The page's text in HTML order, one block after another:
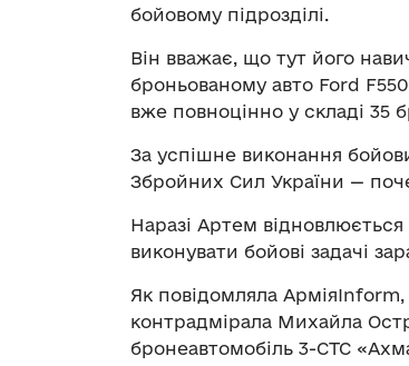
бойовому підрозділі.
Він вважає, що тут його
броньованому авто Ford
вже повноцінно у складі 35
За успішне виконання
Збройних Сил України —
Наразі Артем
виконувати бойові задачі
Як повідомляла АрміяInform,
контрадмірала Михайла
бронеавтомобіль 3-СТС